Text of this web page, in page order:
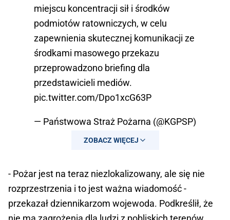
miejscu koncentracji sił i środków
podmiotów ratowniczych, w celu
zapewnienia skutecznej komunikacji ze
środkami masowego przekazu
przeprowadzono briefing dla
przedstawicieli mediów.
pic.twitter.com/Dpo1xcG63P
— Państwowa Straż Pożarna (@KGPSP)
April 21, 2025ZOBACZ WIĘCEJ
- Pożar jest na teraz niezlokalizowany, ale się nie
rozprzestrzenia i to jest ważna wiadomość -
przekazał dziennikarzom wojewoda. Podkreślił, że